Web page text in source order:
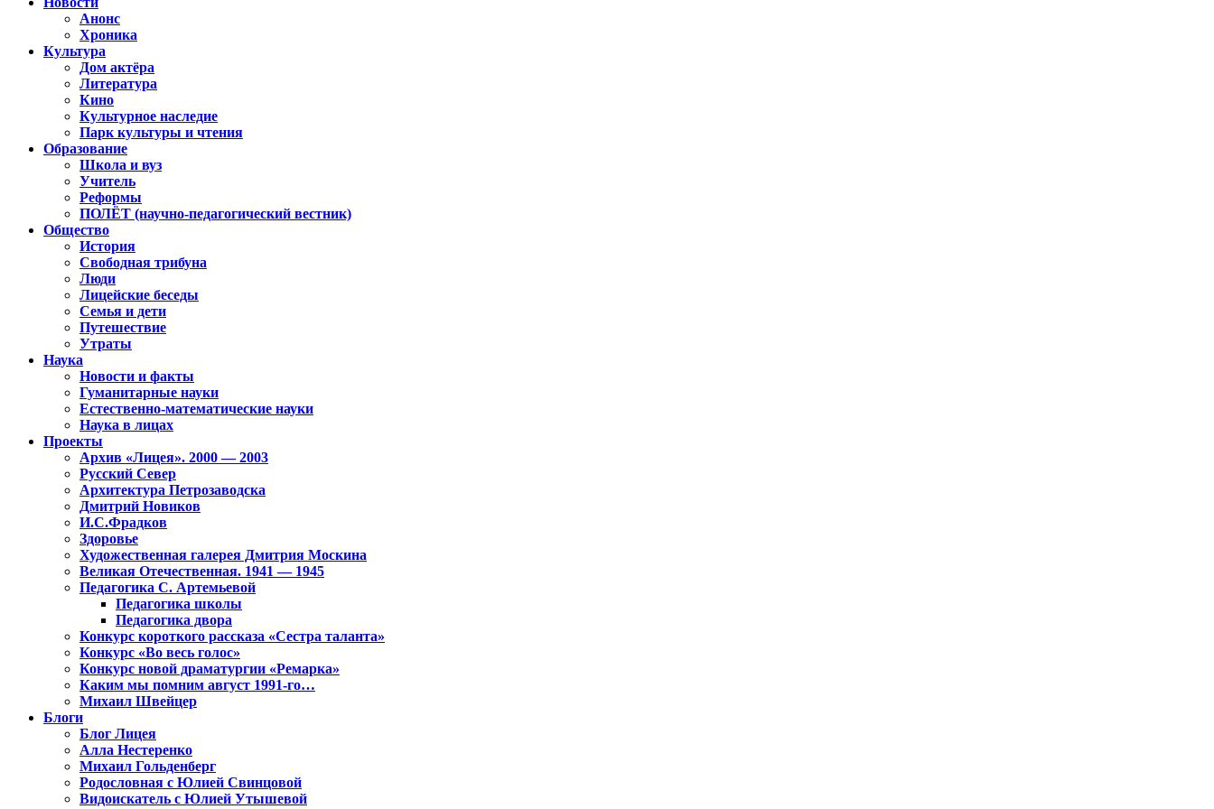
Анонс
Хроника
Культура
Дом актёра
Литература
Кино
Культурное наследие
Парк культуры и чтения
Образование
Школа и вуз
Учитель
Реформы
ПОЛЁТ (научно-педагогический вестник)
Общество
История
Свободная трибуна
Люди
Лицейские беседы
Семья и дети
Путешествие
Утраты
Наука
Новости и факты
Гуманитарные науки
Естественно-математические науки
Наука в лицах
Проекты
Архив «Лицея». 2000 — 2003
Русский Север
Архитектура Петрозаводска
Дмитрий Новиков
И.С.Фрадков
Здоровье
Художественная галерея Дмитрия Москина
Великая Отечественная. 1941 — 1945
Педагогика С. Артемьевой
Педагогика школы
Педагогика двора
Конкурс короткого рассказа «Сестра таланта»
Конкурс «Во весь голос»
Конкурс новой драматургии «Ремарка»
Каким мы помним август 1991-го…
Михаил Швейцер
Блоги
Блог Лицея
Алла Нестеренко
Михаил Гольденберг
Родословная с Юлией Свинцовой
Видоискатель с Юлией Утышевой